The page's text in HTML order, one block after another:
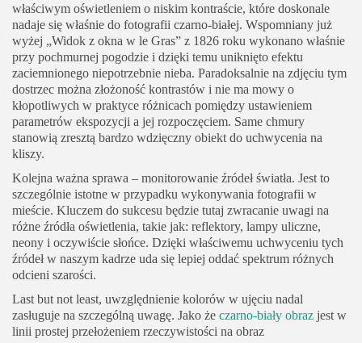
właściwym oświetleniem o niskim kontraście, które doskonale
nadaje się właśnie do fotografii czarno-białej. Wspomniany już
wyżej „Widok z okna w le Gras” z 1826 roku wykonano właśnie
przy pochmurnej pogodzie i dzięki temu uniknięto efektu
zaciemnionego niepotrzebnie nieba. Paradoksalnie na zdjęciu tym
dostrzec można złożoność kontrastów i nie ma mowy o
kłopotliwych w praktyce różnicach pomiędzy ustawieniem
parametrów ekspozycji a jej rozpoczęciem. Same chmury
stanowią zresztą bardzo wdzięczny obiekt do uchwycenia na
kliszy.
Kolejna ważna sprawa – monitorowanie źródeł światła. Jest to
szczególnie istotne w przypadku wykonywania fotografii w
mieście. Kluczem do sukcesu będzie tutaj zwracanie uwagi na
różne źródła oświetlenia, takie jak: reflektory, lampy uliczne,
neony i oczywiście słońce. Dzięki właściwemu uchwyceniu tych
źródeł w naszym kadrze uda się lepiej oddać spektrum różnych
odcieni szarości.
Last but not least, uwzględnienie kolorów w ujęciu nadal
zasługuje na szczególną uwagę. Jako że czarno-biały obraz jest w
linii prostej przełożeniem rzeczywistości na obraz